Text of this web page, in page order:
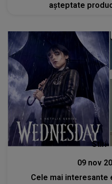
așteptate
Stiri
09 nov
Cele mai interesante